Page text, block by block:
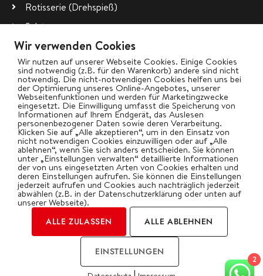
Rotisserie (Drehspieß)
Salate
Vegetarisch
Wok
bigBBQ goes Social
Kategorien
2026 | by Oliver Gawryluk
Datenschutz 2
Wir verwenden Cookies
Wir nutzen auf unserer Webseite Cookies. Einige Cookies
sind notwendig (z.B. für den Warenkorb) andere sind nicht
notwendig. Die nicht-notwendigen Cookies helfen uns bei
der Optimierung unseres Online-Angebotes, unserer
Webseitenfunktionen und werden für Marketingzwecke
eingesetzt. Die Einwilligung umfasst die Speicherung von
Informationen auf Ihrem Endgerät, das Auslesen
personenbezogener Daten sowie deren Verarbeitung.
Klicken Sie auf „Alle akzeptieren“, um in den Einsatz von
nicht notwendigen Cookies einzuwilligen oder auf „Alle
ablehnen“, wenn Sie sich anders entscheiden. Sie können
unter „Einstellungen verwalten“ detaillierte Informationen
der von uns eingesetzten Arten von Cookies erhalten und
deren Einstellungen aufrufen. Sie können die Einstellungen
jederzeit aufrufen und Cookies auch nachträglich jederzeit
abwählen (z.B. in der Datenschutzerklärung oder unten auf
unserer Webseite).
ALLE ZULASSEN ALLE ABLEHNEN
EINSTELLUNGEN